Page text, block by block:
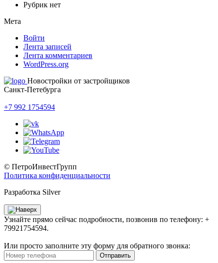
Рубрик нет
Мета
Войти
Лента записей
Лента комментариев
WordPress.org
Новостройки от застройщиков
Санкт-Петебурга
+7 992 1754594
© ПетроИнвестГрупп
Политика конфиденциальности
Разработка Silver
Узнайте прямо сейчас подробности, позвонив по телефону: +
79921754594.
Или просто заполните эту форму для обратного звонка:
Отправить